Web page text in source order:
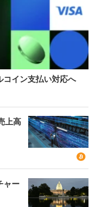
コイン支払い対応へ
上高
ャー